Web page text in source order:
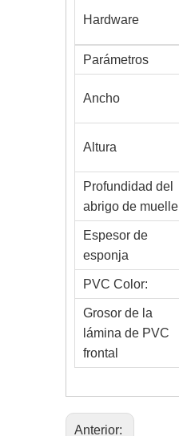
Hardware
Parámetros
Ancho
Altura
Profundidad del
abrigo de muelle
Espesor de
esponja
PVC Color:
Grosor de la
lámina de PVC
frontal
Anterior: